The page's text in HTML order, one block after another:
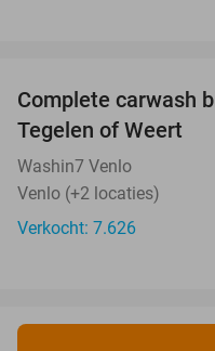
Complete carwash
Tegelen of Weert
Washin7 Venlo
Venlo (+2 locaties)
Verkocht: 7.626